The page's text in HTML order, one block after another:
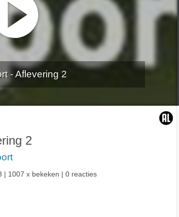
- Aflevering 2
2
| 1007 x bekeken | 0 reacties